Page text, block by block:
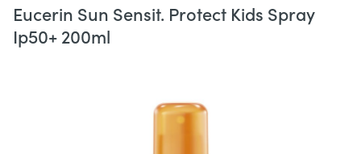
Eucerin Sun Sensit. Protect Kids Spray
Ip50+ 200ml